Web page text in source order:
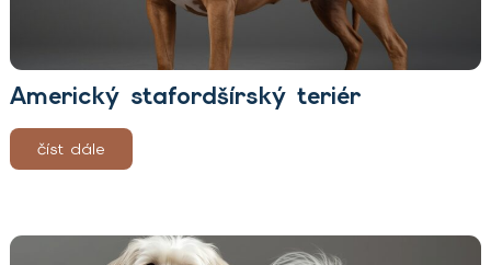
Americký stafordšírský teriér
číst dále